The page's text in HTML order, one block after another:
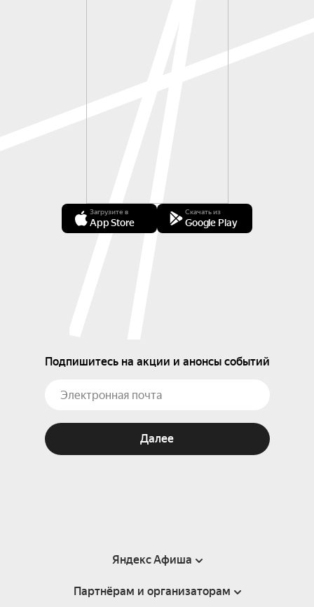
Загрузите в
App Store
Скачать из
Google Play
Подпишитесь на акции и анонсы событий
Далее
Яндекс Афиша
Справка
Партнёрам и организаторам